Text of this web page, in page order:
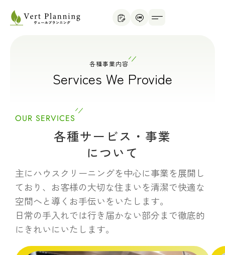
各種事業内容
Services We Provide
OUR SERVICES
各種サービス・事業
について
主にハウスクリーニングを中心に事業を展開し
ており、お客様の大切な住まいを清潔で快適な
空間へと導くお手伝いをいたします。
日常の手入れでは行き届かない部分まで徹底的
にきれいにいたします。